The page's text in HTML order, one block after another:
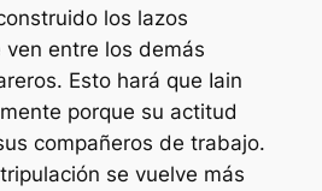
los lazos
entre los demás
Esto hará que Iain
porque su actitud
compañeros de trabajo.
se vuelve más